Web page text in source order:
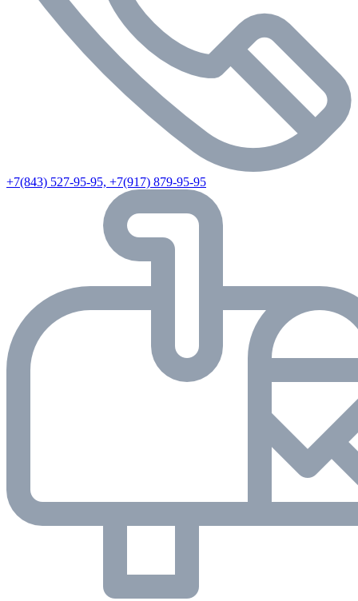
+7(843) 527-95-95, +7(917) 879-95-95